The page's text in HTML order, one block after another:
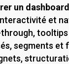
un
et
tooltips
segments et